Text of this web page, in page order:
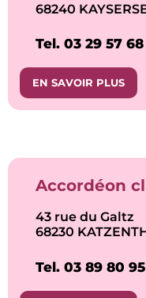
68240
Tel. 03 29 57 68
EN SAVOIR PLUS
Accordéon
43 rue du Galtz
68230
Tel. 03 89 80